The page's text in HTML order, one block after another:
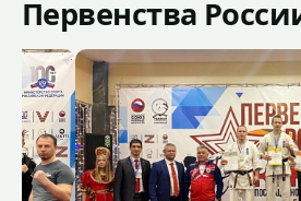
Первенства